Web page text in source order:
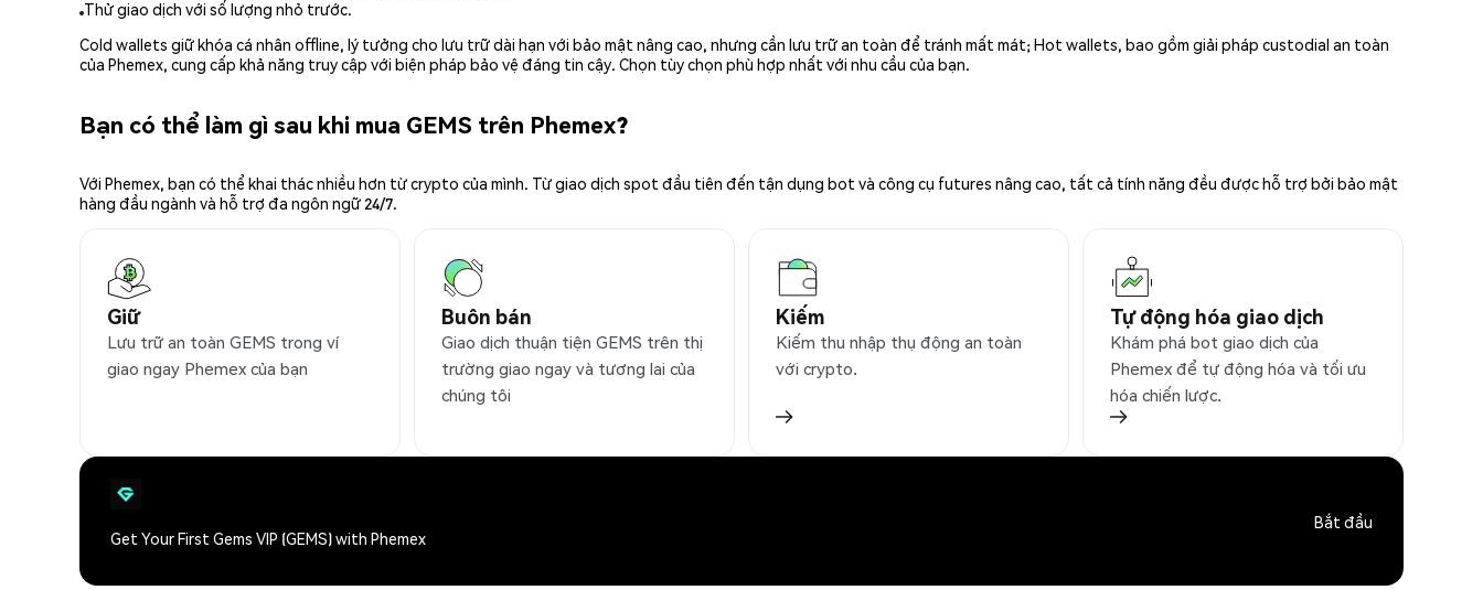
Thử giao dịch với số lượng nhỏ trước.
Cold wallets giữ khóa cá nhân offline, lý tưởng cho lưu trữ dài hạn với bảo mật nâng cao, nhưng cần lưu trữ an toàn để tránh mất mát; Hot wallets, bao gồm giải pháp custodial an toàn
của Phemex, cung cấp khả năng truy cập với biện pháp bảo vệ đáng tin cậy. Chọn tùy chọn phù hợp nhất với nhu cầu của bạn.
Bạn có thể làm gì sau khi mua GEMS trên Phemex?
Với Phemex, bạn có thể khai thác nhiều hơn từ crypto của mình. Từ giao dịch spot đầu tiên đến tận dụng bot và công cụ futures nâng cao, tất cả tính năng đều được hỗ trợ bởi bảo mật
hàng đầu ngành và hỗ trợ đa ngôn ngữ 24/7.
Giữ
Lưu trữ an toàn GEMS trong ví
giao ngay Phemex của bạn
Buôn bán
Giao dịch thuận tiện GEMS trên thị
trường giao ngay và tương lai của
chúng tôi
Kiếm
Kiếm thu nhập thụ động an toàn
với crypto.
Tự động hóa giao dịch
Khám phá bot giao dịch của
Phemex để tự động hóa và tối ưu
hóa chiến lược.
Get Your First Gems VIP (GEMS) with Phemex
Bắt đầu